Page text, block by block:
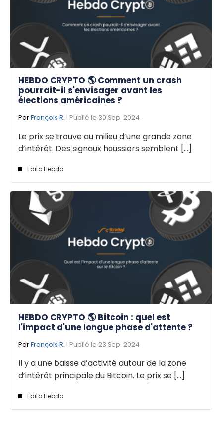
HEBDO CRYPTO 🌎 Comment un crash
pourrait-il s'envisager avant les
élections américaines ?
ParFrançois R. | Publié le 30 Sep. 2024
Le prix se trouve au milieu d’une grande zone
d’intérêt. Des signaux haussiers semblent [...]
Edito Hebdo
HEBDO CRYPTO 🌎 Bitcoin : quel est
l'impact d'une longue phase d'attente ?
ParFrançois R. | Publié le 23 Sep. 2024
Il y a une baisse d’activité autour de la zone
d’intérêt principale du Bitcoin. Le prix se [...]
Edito Hebdo